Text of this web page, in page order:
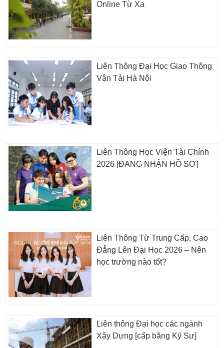
Online Từ Xa
Liên Thông Đại Học Giao Thông
Vận Tải Hà Nội
Liên Thông Học Viện Tài Chính
2026 [ĐANG NHẬN HỒ SƠ]
Liên Thông Từ Trung Cấp, Cao
Đẳng Lên Đại Học 2026 – Nên
học trường nào tốt?
Liên thông Đại học các ngành
Xây Dựng [cấp bằng Kỹ Sư]